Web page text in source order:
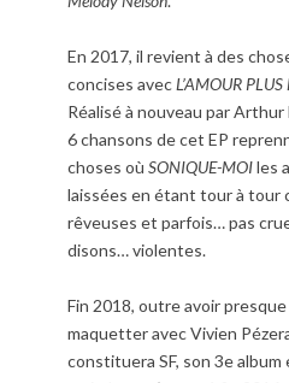
En 2017, il revient à des
concises avecL’AMOUR PLUS
Réalisé à nouveau par Arthur
6 chansons de cet EP
choses où SONIQUE-MOIles
laissées en étant tour à tour
rêveuses et parfois… pas
disons… violentes.
Fin 2018, outre avoir
maquetter avec Vivien
constituera SF, son 3e album